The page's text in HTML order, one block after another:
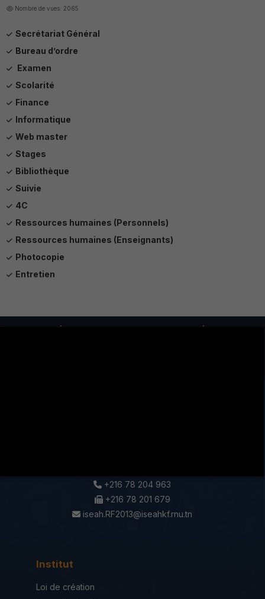
Nombre de vues: 2065
Secrétariat Général
Bureau d’ordre
Examen
Scolarité
Finance
Informatique
Web master
Stages
Bibliothèque
Suivie
4C
Ressources humaines (Personnels)
Ressources humaines (Enseignants)
Photocopie
Entretien
+216 78 204 963
+216 78 201 679
iseah.RF2013@iseahkf.rnu.tn
Institut
Loi de création